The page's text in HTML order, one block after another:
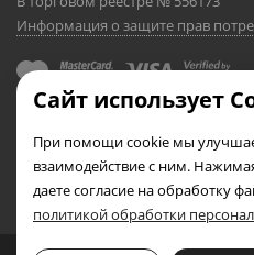
Информация о защите прав
Сайт использует
При помощи cookie мы
взаимодействие с ним.
даете согласие на обработку
политикой обработки